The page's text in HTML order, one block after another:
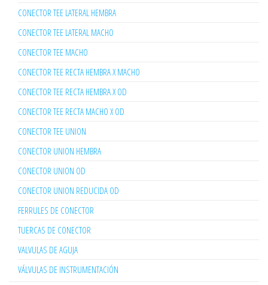
CONECTOR TEE LATERAL HEMBRA
CONECTOR TEE LATERAL MACHO
CONECTOR TEE MACHO
CONECTOR TEE RECTA HEMBRA X MACHO
CONECTOR TEE RECTA HEMBRA X OD
CONECTOR TEE RECTA MACHO X OD
CONECTOR TEE UNION
CONECTOR UNION HEMBRA
CONECTOR UNION OD
CONECTOR UNION REDUCIDA OD
FERRULES DE CONECTOR
TUERCAS DE CONECTOR
VALVULAS DE AGUJA
VÁLVULAS DE INSTRUMENTACIÓN